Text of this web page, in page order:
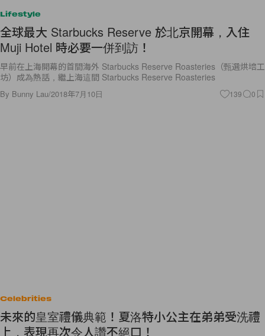
Lifestyle
全球最大 Starbucks Reserve 於北京開幕，入住
Muji Hotel 時必要一併到訪！
早前在上海開幕的首間海外 Starbucks Reserve Roasteries（甄選烘培工
坊）成為熱話，繼上海這間 Starbucks Reserve Roasteries
By Bunny Lau/2018年7月10日 139 0
Celebrities
未來的皇室禮儀典範！夏洛特小公主在弟弟受洗禮
上，表現再次令人讚不絕口！